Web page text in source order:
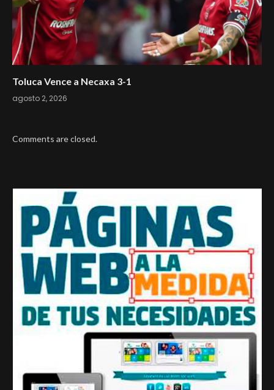
Toluca Vence a Necaxa 3-1
agosto 2, 2026
Comments are closed.